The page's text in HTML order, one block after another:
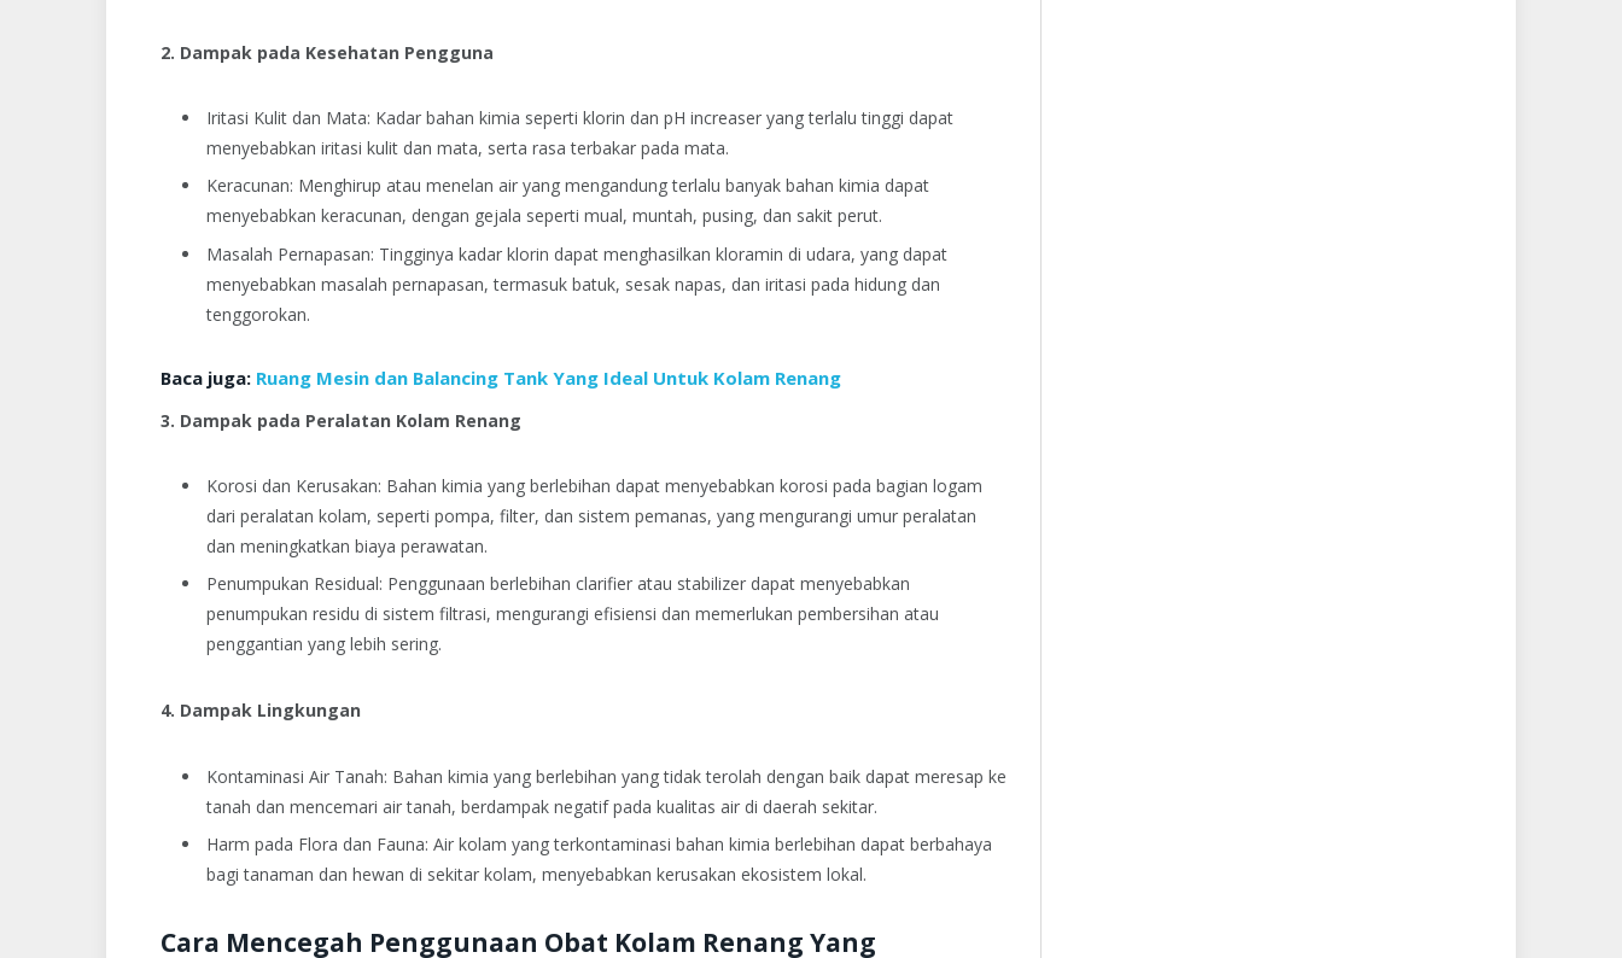
2. Dampak pada Kesehatan Pengguna
Iritasi Kulit dan Mata: Kadar bahan kimia seperti klorin dan pH increaser yang terlalu tinggi dapat
menyebabkan iritasi kulit dan mata, serta rasa terbakar pada mata.
Keracunan: Menghirup atau menelan air yang mengandung terlalu banyak bahan kimia dapat
menyebabkan keracunan, dengan gejala seperti mual, muntah, pusing, dan sakit perut.
Masalah Pernapasan: Tingginya kadar klorin dapat menghasilkan kloramin di udara, yang dapat
menyebabkan masalah pernapasan, termasuk batuk, sesak napas, dan iritasi pada hidung dan
tenggorokan.
Baca juga: Ruang Mesin dan Balancing Tank Yang Ideal Untuk Kolam Renang
3. Dampak pada Peralatan Kolam Renang
Korosi dan Kerusakan: Bahan kimia yang berlebihan dapat menyebabkan korosi pada bagian logam
dari peralatan kolam, seperti pompa, filter, dan sistem pemanas, yang mengurangi umur peralatan
dan meningkatkan biaya perawatan.
Penumpukan Residual: Penggunaan berlebihan clarifier atau stabilizer dapat menyebabkan
penumpukan residu di sistem filtrasi, mengurangi efisiensi dan memerlukan pembersihan atau
penggantian yang lebih sering.
4. Dampak Lingkungan
Kontaminasi Air Tanah: Bahan kimia yang berlebihan yang tidak terolah dengan baik dapat meresap ke
tanah dan mencemari air tanah, berdampak negatif pada kualitas air di daerah sekitar.
Harm pada Flora dan Fauna: Air kolam yang terkontaminasi bahan kimia berlebihan dapat berbahaya
bagi tanaman dan hewan di sekitar kolam, menyebabkan kerusakan ekosistem lokal.
Cara Mencegah Penggunaan Obat Kolam Renang Yang